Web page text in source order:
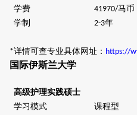
学费
41970/马币
学制
2-3年
*详情可查专业具体网址： https://
国际伊斯兰大学
高级护理实践硕士
学习模式
课程型